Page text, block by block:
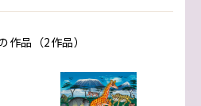
作品（2作品）